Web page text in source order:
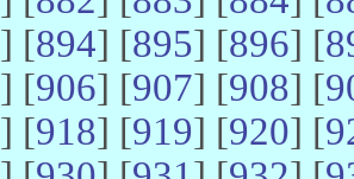
] [894] [895] [896] [
] [906] [907] [908] [
] [918] [919] [920] [